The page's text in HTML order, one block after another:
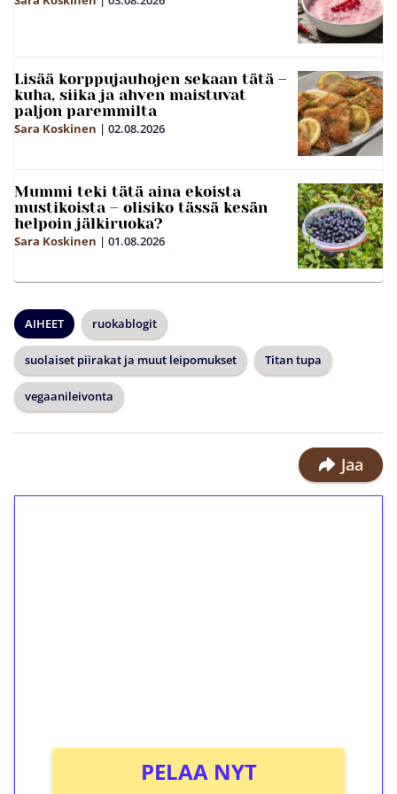
Lisää korppujauhojen sekaan tätä –
kuha, siika ja ahven maistuvat
paljon paremmilta
Sara Koskinen | 02.08.2026
Mummi teki tätä aina ekoista
mustikoista – olisiko tässä kesän
helpoin jälkiruoka?
Sara Koskinen | 01.08.2026
AIHEET ruokablogit
suolaiset piirakat ja muut leipomukset Titan tupa
vegaanileivonta
Jaa
PELAA NYT